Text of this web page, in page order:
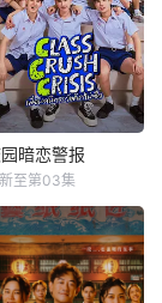
暗恋警报
至第03集